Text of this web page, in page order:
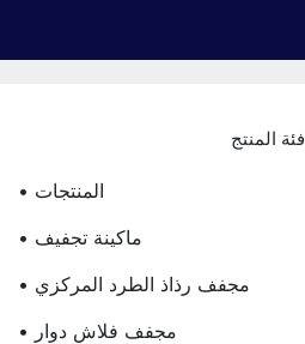
فئة المنتج
• المنتجات
• ماكينة تجفيف
• مجفف رذاذ الطرد المركزي
• مجفف فلاش دوار